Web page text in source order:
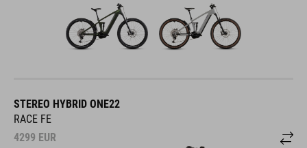
STEREO HYBRID ONE22
RACE FE
4299 EUR